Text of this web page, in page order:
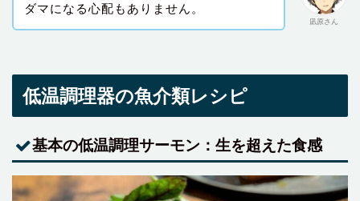
凪原さん
ダマになる心配もありません。
低温調理器の魚介類レシピ
基本の低温調理サーモン：生を超えた食感